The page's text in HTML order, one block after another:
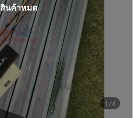
1/4
สินค้าหมด